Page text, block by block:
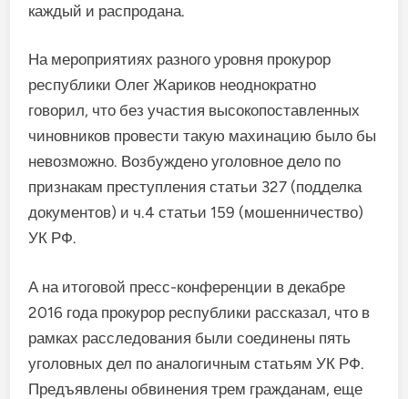
каждый и распродана.
На мероприятиях разного уровня прокурор
республики Олег Жариков неоднократно
говорил, что без участия высокопоставленных
чиновников провести такую махинацию было бы
невозможно. Возбуждено уголовное дело по
признакам преступления статьи 327 (подделка
документов) и ч.4 статьи 159 (мошенничество)
УК РФ.
А на итоговой пресс-конференции в декабре
2016 года прокурор республики рассказал, что в
рамках расследования были соединены пять
уголовных дел по аналогичным статьям УК РФ.
Предъявлены обвинения трем гражданам, еще